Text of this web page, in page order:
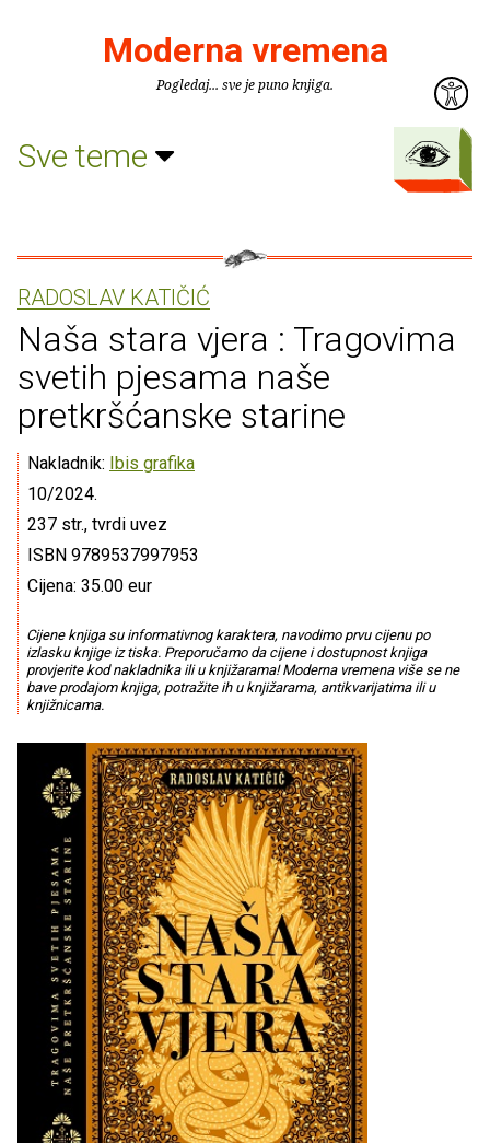
Moderna vremena
Pogledaj... sve je puno knjiga.
Sve teme
RADOSLAV KATIČIĆ
Naša stara vjera : Tragovima
svetih pjesama naše
pretkršćanske starine
Nakladnik: Ibis grafika
10/2024.
237 str., tvrdi uvez
ISBN 9789537997953
Cijena: 35.00 eur
Cijene knjiga su informativnog karaktera, navodimo prvu cijenu po
izlasku knjige iz tiska. Preporučamo da cijene i dostupnost knjiga
provjerite kod nakladnika ili u knjižarama! Moderna vremena više se ne
bave prodajom knjiga, potražite ih u knjižarama, antikvarijatima ili u
knjižnicama.